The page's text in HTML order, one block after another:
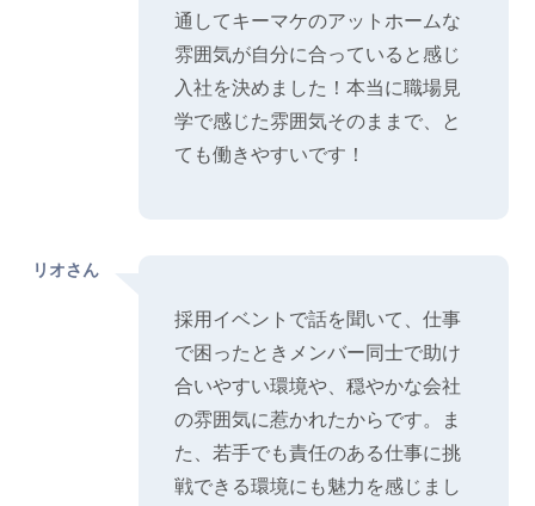
通してキーマケのアットホームな
雰囲気が自分に合っていると感じ
入社を決めました！本当に職場見
学で感じた雰囲気そのままで、と
ても働きやすいです！
リオさん
採用イベントで話を聞いて、仕事
で困ったときメンバー同士で助け
合いやすい環境や、穏やかな会社
の雰囲気に惹かれたからです。ま
た、若手でも責任のある仕事に挑
戦できる環境にも魅力を感じまし